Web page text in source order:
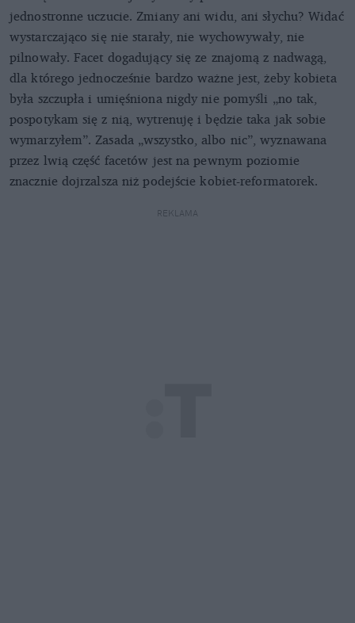
jednostronne uczucie. Zmiany ani widu, ani słychu? Widać
wystarczająco się nie starały, nie wychowywały, nie
pilnowały. Facet dogadujący się ze znajomą z nadwagą,
dla którego jednocześnie bardzo ważne jest, żeby kobieta
była szczupła i umięśniona nigdy nie pomyśli „no tak,
pospotykam się z nią, wytrenuję i będzie taka jak sobie
wymarzyłem”. Zasada „wszystko, albo nic”, wyznawana
przez lwią część facetów jest na pewnym poziomie
znacznie dojrzalsza niż podejście kobiet-reformatorek.
REKLAMA